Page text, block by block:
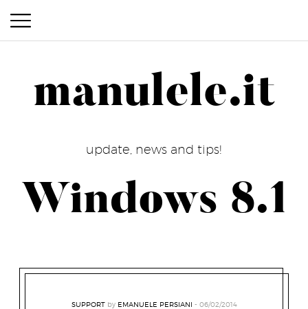
manulele.it
manulele.it
update, news and tips!
Windows 8.1
SUPPORT by EMANUELE PERSIANI 06/02/2014